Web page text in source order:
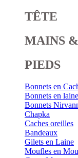
TÊTE
MAINS
PIEDS
Bonnets en
Bonnets en laine
Bonnets
Chapka
Caches oreilles
Bandeaux
Gilets en Laine
Moufles en